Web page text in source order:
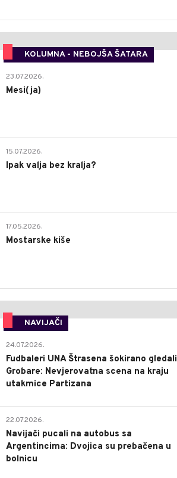
KOLUMNA - NEBOJŠA ŠATARA
23.07.2026.
Mesi(ja)
15.07.2026.
Ipak valja bez kralja?
17.05.2026.
Mostarske kiše
NAVIJAČI
24.07.2026.
Fudbaleri UNA Štrasena šokirano gledali
Grobare: Nevjerovatna scena na kraju
utakmice Partizana
22.07.2026.
Navijači pucali na autobus sa
Argentincima: Dvojica su prebačena u
bolnicu